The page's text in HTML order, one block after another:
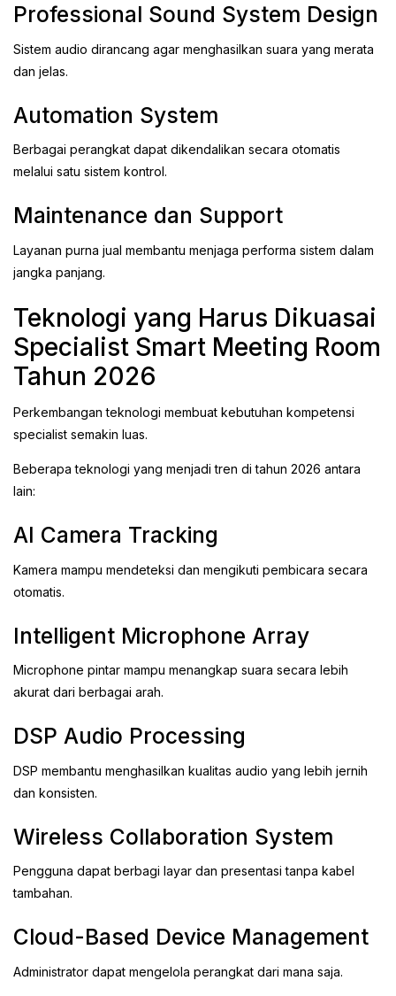
Professional Sound System Design
Sistem audio dirancang agar menghasilkan suara yang merata
dan jelas.
Automation System
Berbagai perangkat dapat dikendalikan secara otomatis
melalui satu sistem kontrol.
Maintenance dan Support
Layanan purna jual membantu menjaga performa sistem dalam
jangka panjang.
Teknologi yang Harus Dikuasai
Specialist Smart Meeting Room
Tahun 2026
Perkembangan teknologi membuat kebutuhan kompetensi
specialist semakin luas.
Beberapa teknologi yang menjadi tren di tahun 2026 antara
lain:
AI Camera Tracking
Kamera mampu mendeteksi dan mengikuti pembicara secara
otomatis.
Intelligent Microphone Array
Microphone pintar mampu menangkap suara secara lebih
akurat dari berbagai arah.
DSP Audio Processing
DSP membantu menghasilkan kualitas audio yang lebih jernih
dan konsisten.
Wireless Collaboration System
Pengguna dapat berbagi layar dan presentasi tanpa kabel
tambahan.
Cloud-Based Device Management
Administrator dapat mengelola perangkat dari mana saja.